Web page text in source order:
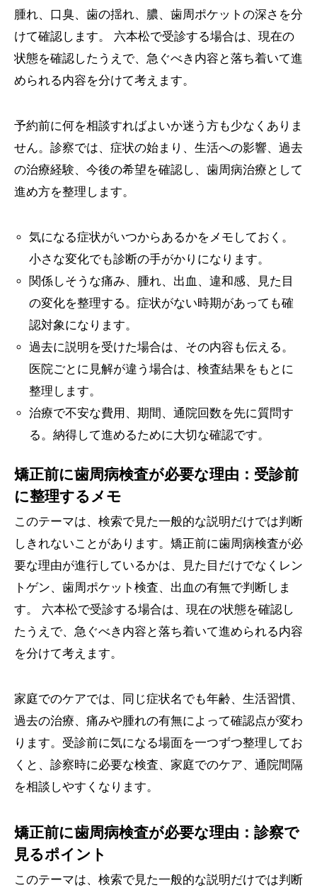
腫れ、口臭、歯の揺れ、膿、歯周ポケットの深さを分
けて確認します。 六本松で受診する場合は、現在の
状態を確認したうえで、急ぐべき内容と落ち着いて進
められる内容を分けて考えます。
予約前に何を相談すればよいか迷う方も少なくありま
せん。診察では、症状の始まり、生活への影響、過去
の治療経験、今後の希望を確認し、歯周病治療として
進め方を整理します。
気になる症状がいつからあるかをメモしておく。
小さな変化でも診断の手がかりになります。
関係しそうな痛み、腫れ、出血、違和感、見た目
の変化を整理する。症状がない時期があっても確
認対象になります。
過去に説明を受けた場合は、その内容も伝える。
医院ごとに見解が違う場合は、検査結果をもとに
整理します。
治療で不安な費用、期間、通院回数を先に質問す
る。納得して進めるために大切な確認です。
矯正前に歯周病検査が必要な理由：受診前
に整理するメモ
このテーマは、検索で見た一般的な説明だけでは判断
しきれないことがあります。矯正前に歯周病検査が必
要な理由が進行しているかは、見た目だけでなくレン
トゲン、歯周ポケット検査、出血の有無で判断しま
す。 六本松で受診する場合は、現在の状態を確認し
たうえで、急ぐべき内容と落ち着いて進められる内容
を分けて考えます。
家庭でのケアでは、同じ症状名でも年齢、生活習慣、
過去の治療、痛みや腫れの有無によって確認点が変わ
ります。受診前に気になる場面を一つずつ整理してお
くと、診察時に必要な検査、家庭でのケア、通院間隔
を相談しやすくなります。
矯正前に歯周病検査が必要な理由：診察で
見るポイント
このテーマは、検索で見た一般的な説明だけでは判断